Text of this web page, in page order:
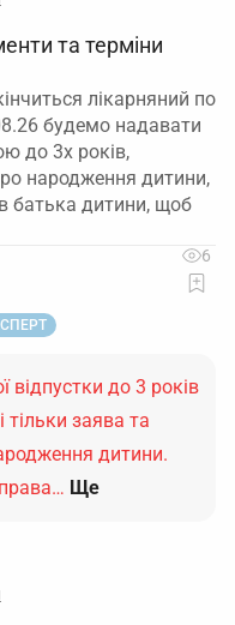
та терміни
лікарняний по
будемо надавати
до 3х років,
народження дитини,
батька дитини, щоб
6
відпустки до 3 років
тільки заява та
дитини.
Ще